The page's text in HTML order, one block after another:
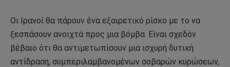
Οι Ιρανοί θα πάρουν ένα εξαιρετικό ρίσκο με το να
ξεσπάσουν ανοιχτά προς μια βόμβα. Είναι σχεδόν
βέβαιο ότι θα αντιμετωπίσουν μια ισχυρή δυτική
αντίδραση, συμπεριλαμβανομένων σοβαρών κυρώσεων,